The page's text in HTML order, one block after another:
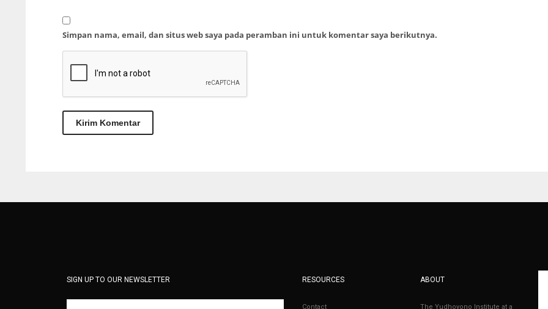
Simpan nama, email, dan situs web saya pada peramban ini untuk komentar saya berikutnya.
SIGN UP TO OUR NEWSLETTER RESOURCES
Contact
ABOUT
The Yudhoyono Institute at a